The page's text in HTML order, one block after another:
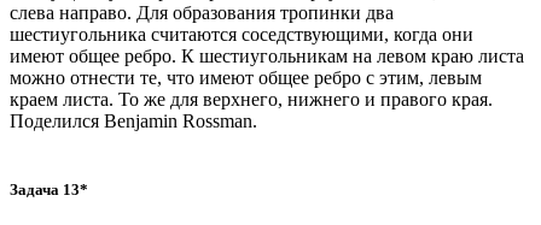
слева направо. Для образования тропинки два
шестиугольника считаются соседствующими, когда они
имеют общее ребро. К шестиугольникам на левом краю листа
можно отнести те, что имеют общее ребро с этим, левым
краем листа. То же для верхнего, нижнего и правого края.
Поделился Benjamin Rossman.
Задача 13*